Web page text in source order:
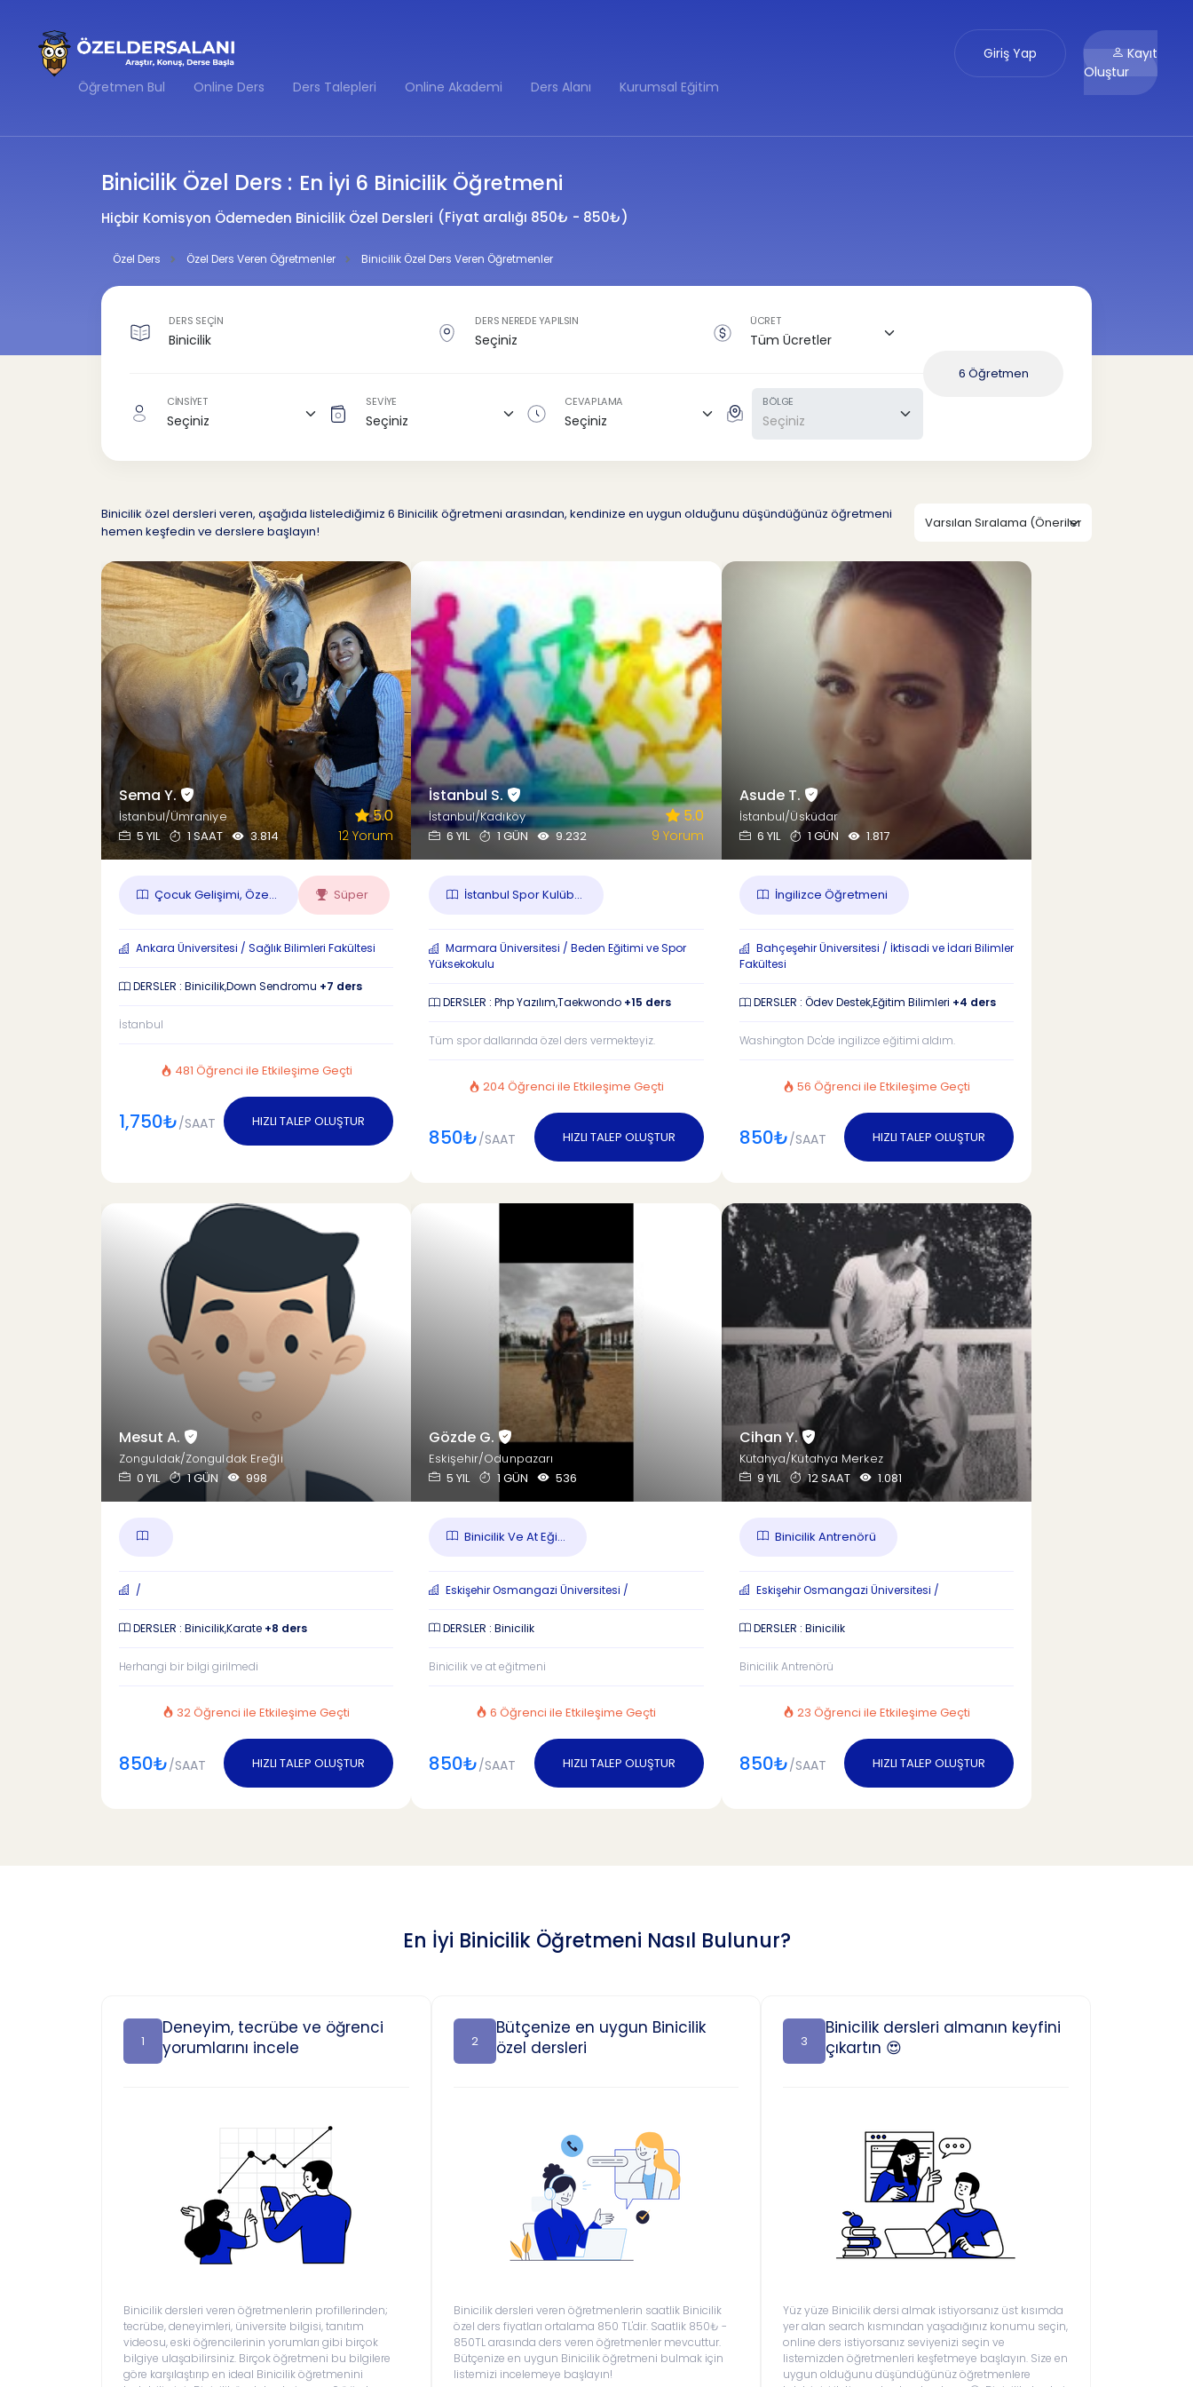
Öğretmen Bul Online Ders Ders Talepleri Online Akademi Ders Alanı Kurumsal Eğitim
Giriş Yap
Kayıt
Oluştur
Binicilik Özel Ders : En İyi 6 Binicilik Öğretmeni
Hiçbir Komisyon Ödemeden Binicilik Özel Dersleri (Fiyat aralığı 850₺ - 850₺)
Özel Ders Özel Ders Veren Öğretmenler Binicilik Özel Ders Veren Öğretmenler
DERS SEÇİN DERS NEREDE YAPILSIN ÜCRET
CİNSİYET SEVİYE CEVAPLAMA BÖLGE
6 Öğretmen
Binicilik özel dersleri veren, aşağıda listelediğimiz 6 Binicilik öğretmeni arasından, kendinize en uygun olduğunu düşündüğünüz öğretmeni
hemen keşfedin ve derslere başlayın!
Sema Y.
İstanbul/Ümraniye
5 YIL
1 SAAT 3.814
5.0
12 Yorum
Çocuk Gelişimi, Öze... Süper
Ankara Üniversitesi / Sağlık Bilimleri Fakültesi
DERSLER : Binicilik,Down Sendromu +7 ders
İstanbul
481 Öğrenci ile Etkileşime Geçti
1,750₺/SAAT HIZLI TALEP OLUŞTUR
İstanbul S.
İstanbul/Kadıköy
6 YIL
1 GÜN 9.232
5.0
9 Yorum
İstanbul Spor Kulüb...
Marmara Üniversitesi / Beden Eğitimi ve Spor
Yüksekokulu
DERSLER : Php Yazılım,Taekwondo +15 ders
Tüm spor dallarında özel ders vermekteyiz.
204 Öğrenci ile Etkileşime Geçti
850₺/SAAT HIZLI TALEP OLUŞTUR
Asude T.
İstanbul/Üsküdar
6 YIL
1 GÜN 1.817
İngilizce Öğretmeni
Bahçeşehir Üniversitesi / İktisadi ve İdari Bilimler
Fakültesi
DERSLER : Ödev Destek,Eğitim Bilimleri +4 ders
Washington Dc'de ingilizce eğitimi aldım.
56 Öğrenci ile Etkileşime Geçti
850₺/SAAT HIZLI TALEP OLUŞTUR
Mesut A.
Zonguldak/Zonguldak Ereğli
0 YIL
1 GÜN 998
/
DERSLER : Binicilik,Karate +8 ders
Herhangi bir bilgi girilmedi
32 Öğrenci ile Etkileşime Geçti
850₺/SAAT HIZLI TALEP OLUŞTUR
Gözde G.
Eskişehir/Odunpazarı
5 YIL
1 GÜN 536
Binicilik Ve At Eği...
Eskişehir Osmangazi Üniversitesi /
DERSLER : Binicilik
Binicilik ve at eğitmeni
6 Öğrenci ile Etkileşime Geçti
850₺/SAAT HIZLI TALEP OLUŞTUR
Cihan Y.
Kütahya/Kütahya Merkez
9 YIL
12 SAAT 1.081
Binicilik Antrenörü
Eskişehir Osmangazi Üniversitesi /
DERSLER : Binicilik
Binicilik Antrenörü
23 Öğrenci ile Etkileşime Geçti
850₺/SAAT HIZLI TALEP OLUŞTUR
En İyi Binicilik Öğretmeni Nasıl Bulunur?
1
Deneyim, tecrübe ve öğrenci
yorumlarını incele
Binicilik dersleri veren öğretmenlerin profillerinden;
tecrübe, deneyimleri, üniversite bilgisi, tanıtım
videosu, eski öğrencilerinin yorumları gibi birçok
bilgiye ulaşabilirsiniz. Birçok öğretmeni bu bilgilere
göre karşılaştırıp en ideal Binicilik öğretmenini
2
Bütçenize en uygun Binicilik
özel dersleri
Binicilik dersleri veren öğretmenlerin saatlik Binicilik
özel ders fiyatları ortalama 850 TL'dir. Saatlik 850₺ -
850TL arasında ders veren öğretmenler mevcuttur.
Bütçenize en uygun Binicilik öğretmeni bulmak için
listemizi incelemeye başlayın!
3
Binicilik dersleri almanın keyfini
çıkartın 😍
Yüz yüze Binicilik dersi almak istiyorsanız üst kısımda
yer alan search kısmından yaşadığınız konumu seçin,
online ders istiyorsanız seviyenizi seçin ve
listemizden öğretmenleri keşfetmeye başlayın. Size en
uygun olduğunu düşündüğünüz öğretmenlere